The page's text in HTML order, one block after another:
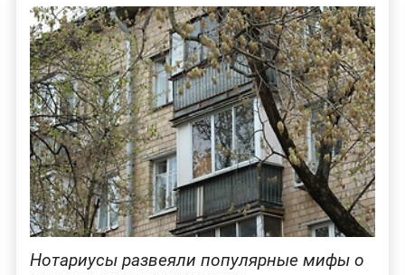
Нотариусы развеяли популярные мифы о